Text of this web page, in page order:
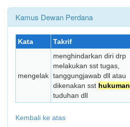
Kamus Dewan Perdana
Kata Takrif
mengelak
menghindarkan diri drp
melakukan sst tugas,
tanggungjawab dll atau
dikenakan sst hukuman
tuduhan dll
Kembali ke atas